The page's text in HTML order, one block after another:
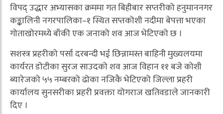
विपद् उद्धार अभ्यासका क्रममा गत बिहीबार सप्तरीको हनुमाननगर
कङ्कालिनी नगरपालिका–१ स्थित सप्तकोशी नदीमा बेपत्ता भएका
गोताखोरमध्ये बाँकी एक जनाको शव आज भेटिएको छ ।
सशस्त्र प्रहरीको पर्सा दरबन्दी भई छिन्नामस्त बाहिनी मुख्यलयमा
कार्यरत डोटीका सुरज साउदको शव आज विहान ११ बजे कोशी
ब्यारेजको ५५ नम्बरको ढोका नजिकै भेटिएको जिल्ला प्रहरी
कार्यालय सुनसरीका प्रहरी प्रवक्ता योगराज खतिवडाले जानकारी
दिए ।